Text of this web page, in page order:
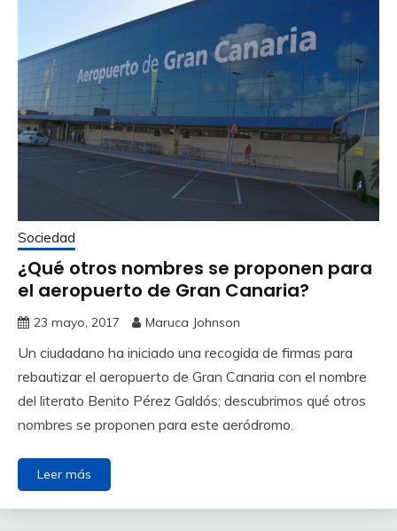
Sociedad
¿Qué otros nombres se proponen para
el aeropuerto de Gran Canaria?
23 mayo, 2017 Maruca Johnson
Un ciudadano ha iniciado una recogida de firmas para
rebautizar el aeropuerto de Gran Canaria con el nombre
del literato Benito Pérez Galdós; descubrimos qué otros
nombres se proponen para este aeródromo.
Leer más